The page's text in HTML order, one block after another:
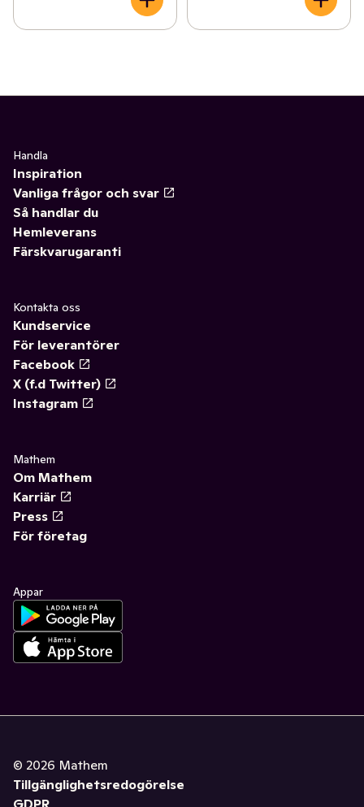
Handla
Inspiration
Vanliga frågor och svar
Så handlar du
Hemleverans
Färskvarugaranti
Kontakta oss
Kundservice
För leverantörer
Facebook
X (f.d Twitter)
Instagram
Mathem
Om Mathem
Karriär
Press
För företag
Appar
© 2026 Mathem
Tillgänglighetsredogörelse